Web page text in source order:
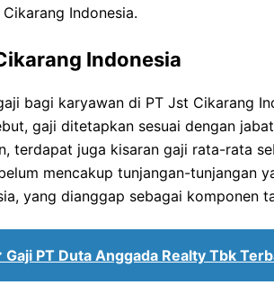
Indonesia.
Indonesia
bagi karyawan di PT Jst Cikarang
gaji ditetapkan sesuai dengan
terdapat juga kisaran gaji rata-rata
mencakup tunjangan-tunjangan
yang dianggap sebagai komponen
Gaji PT Duta Anggada Realty Tbk